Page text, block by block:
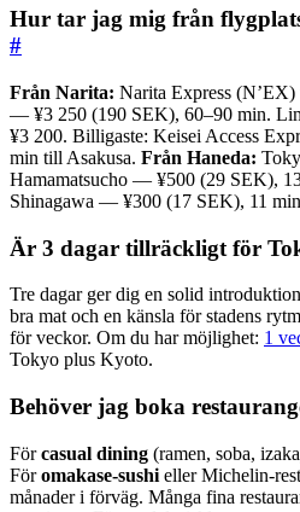
Hur tar jag mig från
#
Från Narita: Narita Express
— ¥3 250 (190 SEK), 60–90 min.
¥3 200. Billigaste: Keisei Access
min till Asakusa. Från Haneda:
Hamamatsucho — ¥500 (29 SEK),
Shinagawa — ¥300 (17 SEK), 11
Är 3 dagar tillräckligt för
Tre dagar ger dig en solid
bra mat och en känsla för stadens
för veckor. Om du har möjlighet: 1
Tokyo plus Kyoto.
Behöver jag boka
Förcasual dining (ramen, soba,
Föromakase-sushi eller Michelin-
månader i förväg. Många fina